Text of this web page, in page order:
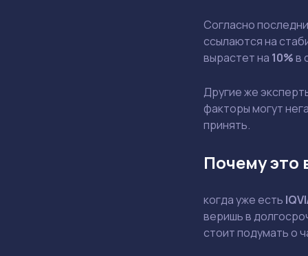
Согласно
ссылаются на
вырастет на 10%в
Другие же
факторы могут
принять.
Почему это
когда уже есть
веришь в
стоит подумать о